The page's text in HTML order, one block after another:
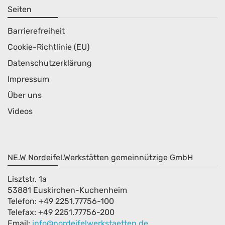
Seiten
Barrierefreiheit
Cookie-Richtlinie (EU)
Datenschutzerklärung
Impressum
Über uns
Videos
NE.W Nordeifel.Werkstätten gemeinnützige GmbH
Lisztstr. 1a
53881 Euskirchen-Kuchenheim
Telefon: +49 2251.77756-100
Telefax: +49 2251.77756-200